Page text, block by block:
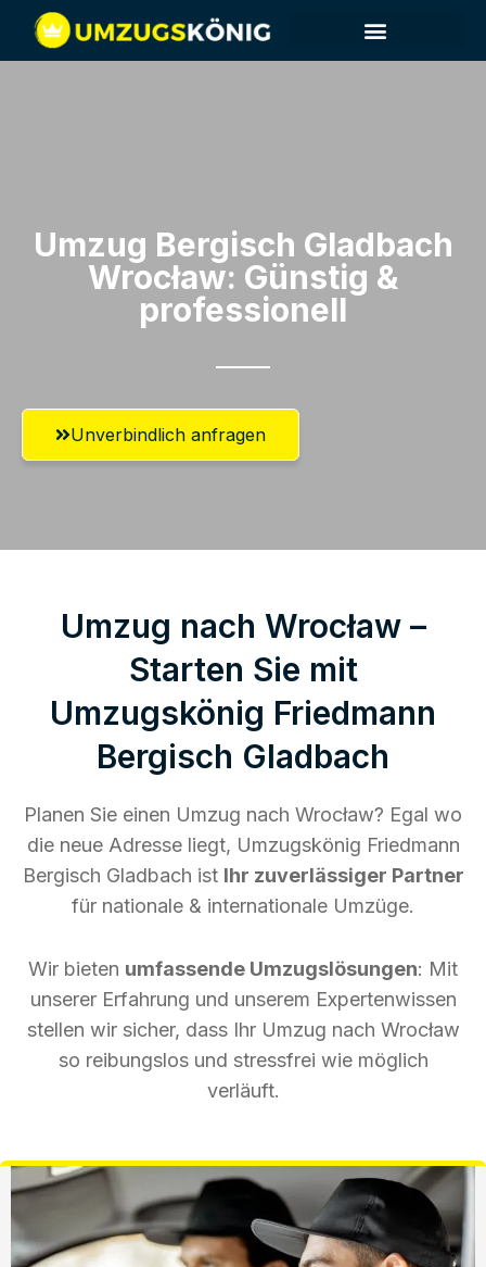
Umzug Bergisch Gladbach​
Wrocław: Günstig &
professionell​
Unverbindlich anfragen
Umzug nach Wrocław –
Starten Sie mit
Umzugskönig Friedmann
Bergisch Gladbach
Planen Sie einen Umzug nach Wrocław? Egal wo
die neue Adresse liegt, Umzugskönig Friedmann
Bergisch Gladbach ist Ihr zuverlässiger Partner
für nationale & internationale Umzüge.
Wir bieten umfassende Umzugslösungen: Mit
unserer Erfahrung und unserem Expertenwissen
stellen wir sicher, dass Ihr Umzug nach Wrocław
so reibungslos und stressfrei wie möglich
verläuft.